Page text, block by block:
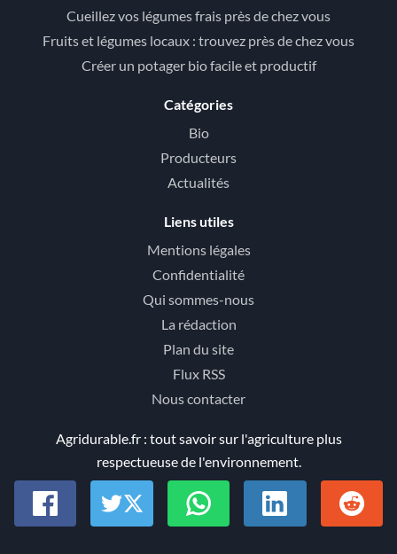
Cueillez vos légumes frais près de chez vous
Fruits et légumes locaux : trouvez près de chez vous
Créer un potager bio facile et productif
Catégories
Bio
Producteurs
Actualités
Liens utiles
Mentions légales
Confidentialité
Qui sommes-nous
La rédaction
Plan du site
Flux RSS
Nous contacter
Agridurable.fr : tout savoir sur l'agriculture plus
respectueuse de l'environnement.